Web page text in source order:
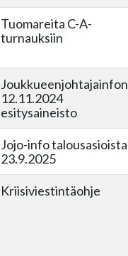
Tuomareita C-A-
turnauksiin
Joukkueenjohtajainfon
12.11.2024
esitysaineisto
Jojo-info talousasioista
23.9.2025
Kriisiviestintäohje